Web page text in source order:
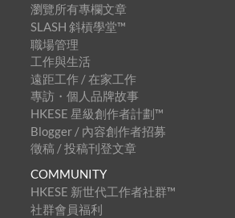
瀏覽所有專欄文章
SLASH 斜槓學堂™
職場管理
工作與生活
遠距工作 / 在家工作
專訪・個人品牌故事
HKESE 星級創作者計劃™
Blogger / 內容創作者招募
徵稿 / 投稿刊登文章
COMMUNITY
HKESE 新世代工作者社群™
社群會員福利